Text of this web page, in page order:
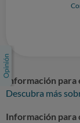
Información para
Descubra más
Información para